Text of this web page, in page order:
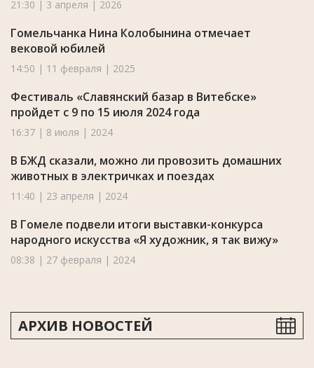
21:30 | 3 апреля | 2026
Гомельчанка Нина Колобынина отмечает
вековой юбилей
14:50 | 11 февраля | 2025
Фестиваль «Славянский базар в Витебске»
пройдет с 9 по 15 июля 2024 года
16:37 | 8 июля | 2024
В БЖД сказали, можно ли провозить домашних
животных в электричках и поездах
11:40 | 23 апреля | 2024
В Гомеле подвели итоги выставки-конкурса
народного искусства «Я художник, я так вижу»
08:38 | 27 февраля | 2024
АРХИВ НОВОСТЕЙ